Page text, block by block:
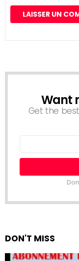
NEWSLETTER
Want
Get the
DON'T MISS